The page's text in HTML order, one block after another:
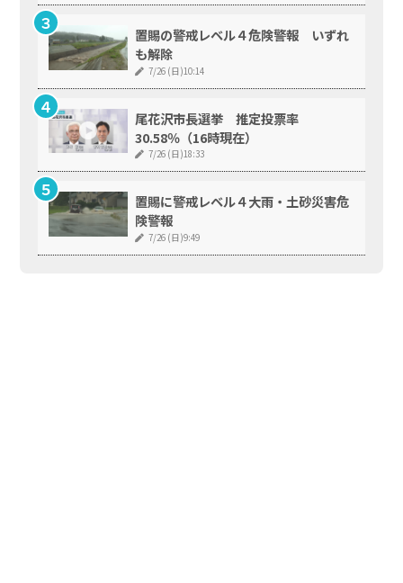
置賜の警戒レベル４危険警報 いずれ
も解除
7/26 (日)10:14
尾花沢市長選挙 推定投票率
30.58％（16時現在）
7/26 (日)18:33
置賜に警戒レベル４大雨・土砂災害危
険警報
7/26 (日)9:49